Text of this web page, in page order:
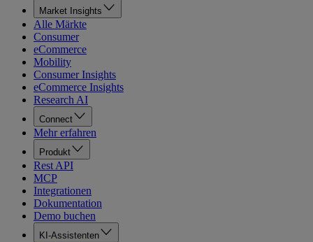
Market Insights
Alle Märkte
Consumer
eCommerce
Mobility
Consumer Insights
eCommerce Insights
Research AI
Connect
Mehr erfahren
Produkt
Rest API
MCP
Integrationen
Dokumentation
Demo buchen
KI-Assistenten